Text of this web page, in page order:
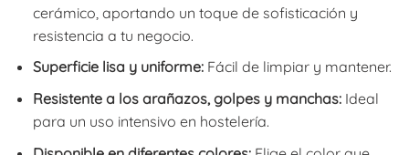
cerámico, aportando un toque de sofisticación y
resistencia a tu negocio.
Superficie lisa y uniforme:Fácil de limpiar y mantener.
Resistente a los arañazos, golpes y manchas:Ideal
para un uso intensivo en hostelería.